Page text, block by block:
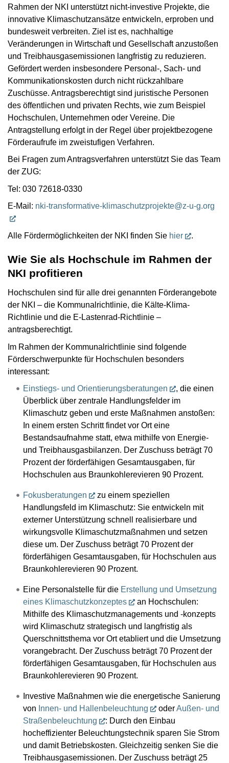
Rahmen der NKI unterstützt nicht-investive Projekte, die
innovative Klimaschutzansätze entwickeln, erproben und
bundesweit verbreiten. Ziel ist es, nachhaltige
Veränderungen in Wirtschaft und Gesellschaft anzustoßen
und Treibhausgasemissionen langfristig zu reduzieren.
Gefördert werden insbesondere Personal-, Sach- und
Kommunikationskosten durch nicht rückzahlbare
Zuschüsse. Antragsberechtigt sind juristische Personen
des öffentlichen und privaten Rechts, wie zum Beispiel
Hochschulen, Unternehmen oder Vereine. Die
Antragstellung erfolgt in der Regel über projektbezogene
Förderaufrufe im zweistufigen Verfahren.
Bei Fragen zum Antragsverfahren unterstützt Sie das Team
der ZUG:
Tel: 030 72618-0330
E-Mail: nki-transformative-klimaschutzprojekte@z-u-g.org
Alle Fördermöglichkeiten der NKI finden Sie hier .
Wie Sie als Hochschule im Rahmen der
NKI profitieren
Hochschulen sind für alle drei genannten Förderangebote
der NKI – die Kommunalrichtlinie, die Kälte-Klima-
Richtlinie und die E-Lastenrad-Richtlinie –
antragsberechtigt.
Im Rahmen der Kommunalrichtlinie sind folgende
Förderschwerpunkte für Hochschulen besonders
interessant:
Einstiegs- und Orientierungsberatungen
, die einen
Überblick über zentrale Handlungsfelder im
Klimaschutz geben und erste Maßnahmen anstoßen:
In einem ersten Schritt findet vor Ort eine
Bestandsaufnahme statt, etwa mithilfe von Energie-
und Treibhausgasbilanzen. Der Zuschuss beträgt 70
Prozent der förderfähigen Gesamtausgaben, für
Hochschulen aus Braunkohlerevieren 90 Prozent.
Fokusberatungen
zu einem speziellen
Handlungsfeld im Klimaschutz: Sie entwickeln mit
externer Unterstützung schnell realisierbare und
wirkungsvolle Klimaschutzmaßnahmen und setzen
diese um. Der Zuschuss beträgt 70 Prozent der
förderfähigen Gesamtausgaben, für Hochschulen aus
Braunkohlerevieren 90 Prozent.
Eine Personalstelle für die Erstellung und Umsetzung
eines Klimaschutzkonzeptes
an Hochschulen:
Mithilfe des Klimaschutzmanagements und -konzepts
wird Klimaschutz strategisch und langfristig als
Querschnittsthema vor Ort etabliert und die Umsetzung
vorangebracht. Der Zuschuss beträgt 70 Prozent der
förderfähigen Gesamtausgaben, für Hochschulen aus
Braunkohlerevieren 90 Prozent.
Investive Maßnahmen wie die energetische Sanierung
von Innen- und Hallenbeleuchtung oderAußen- und
Straßenbeleuchtung
: Durch den Einbau
hocheffizienter Beleuchtungstechnik sparen Sie Strom
und damit Betriebskosten. Gleichzeitig senken Sie die
Treibhausgasemissionen. Der Zuschuss beträgt 25